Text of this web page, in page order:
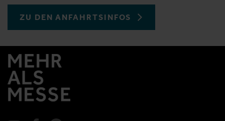
ZU DEN ANFAHRTSINFOS